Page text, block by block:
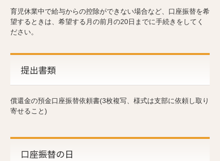
育児休業中で給与からの控除ができない場合など、口座振替を希
望するときは、希望する月の前月の20日までに手続きをしてく
ださい。
提出書類
償還金の預金口座振替依頼書(3枚複写、様式は支部に依頼し取り
寄せること)
口座振替の日